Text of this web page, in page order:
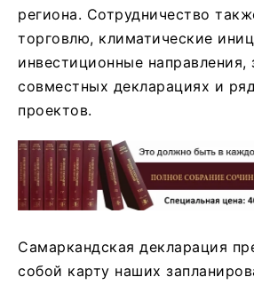
региона. Сотрудничество
торговлю, климатические
инвестиционные направления,
совместных декларациях и
проектов.
Самаркандская декларация
собой карту наших